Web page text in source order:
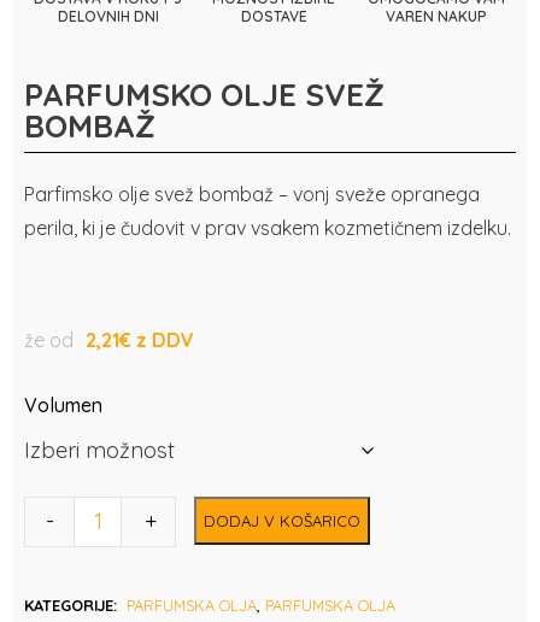
DELOVNIH DNI
DOSTAVE
VAREN NAKUP
PARFUMSKO OLJE SVEŽ
BOMBAŽ
Parfimsko olje svež bombaž – vonj sveže opranega
perila, ki je čudovit v prav vsakem kozmetičnem izdelku.
že od 2,21€
Volumen
- + DODAJ V KOŠARICO
KATEGORIJE: PARFUMSKA OLJA PARFUMSKA OLJA